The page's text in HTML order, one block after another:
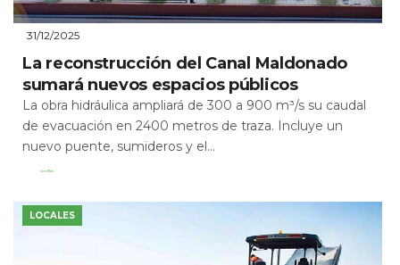
31/12/2025
La reconstrucción del Canal Maldonado
sumará nuevos espacios públicos
La obra hidráulica ampliará de 300 a 900 m³/s su caudal
de evacuación en 2400 metros de traza. Incluye un
nuevo puente, sumideros y el...
Leer Más
LOCALES